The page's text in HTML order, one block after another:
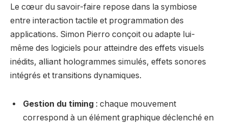
Le cœur du savoir-faire repose dans la symbiose
entre interaction tactile et programmation des
applications. Simon Pierro conçoit ou adapte lui-
même des logiciels pour atteindre des effets visuels
inédits, alliant hologrammes simulés, effets sonores
intégrés et transitions dynamiques.
Gestion du timing : chaque mouvement
correspond à un élément graphique déclenché en